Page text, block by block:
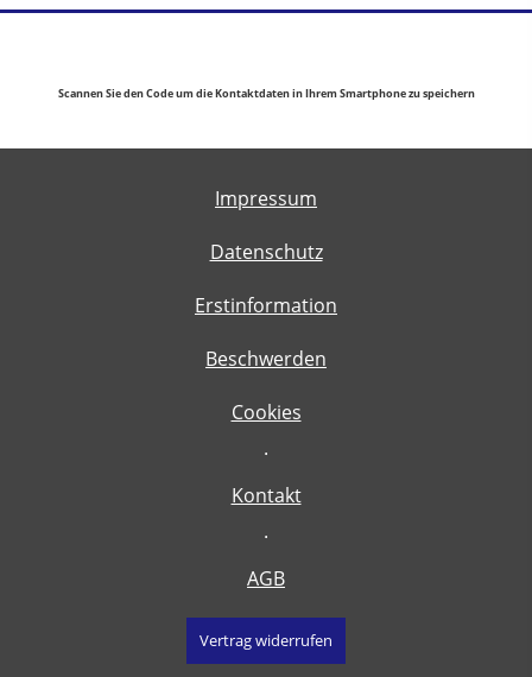
Scannen Sie den Code um die Kontaktdaten in Ihrem Smartphone zu speichern
Impressum
Datenschutz
Erstinformation
Beschwerden
Cookies
·
Kontakt
·
AGB
Vertrag widerrufen